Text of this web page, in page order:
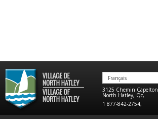
Français
3125 Chemin Capelton
North Hatley, Qc,
1 877-842-2754,